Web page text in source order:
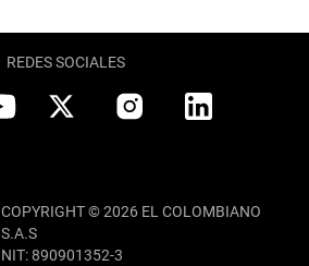
REDES SOCIALES
COPYRIGHT © 2026 EL COLOMBIANO
S.A.S
NIT: 890901352-3